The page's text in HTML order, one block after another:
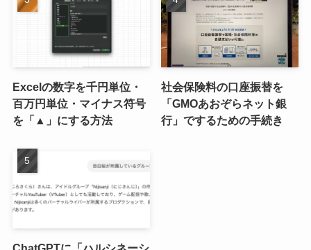
Excelの数字を千円単位・
百万円単位・マイナス符号
を「▲」にする方法
社会保険料の口座振替を
「GMOあおぞらネット銀
行」でするための手続き